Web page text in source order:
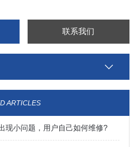
联系我们
ARTICLES
现小问题，用户自己如何维修?